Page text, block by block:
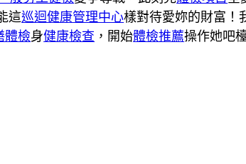
這巡迴健康管理中心樣對待愛妳的財富！
體檢身健康檢查 ，開始體檢推薦操作她吧